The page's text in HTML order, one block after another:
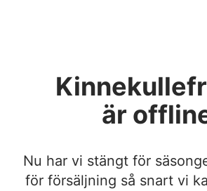
är
Nu har vi stängt för
för försäljning så snart vi